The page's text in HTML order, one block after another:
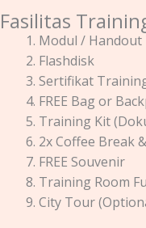
Fasilitas
Modul /
Flashdisk
Sertifikat
FREE Bag or
Training Kit
2x Coffee Break
FREE Souvenir
Training Room
City Tour